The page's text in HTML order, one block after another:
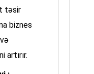
təsir
biznes
artırır.